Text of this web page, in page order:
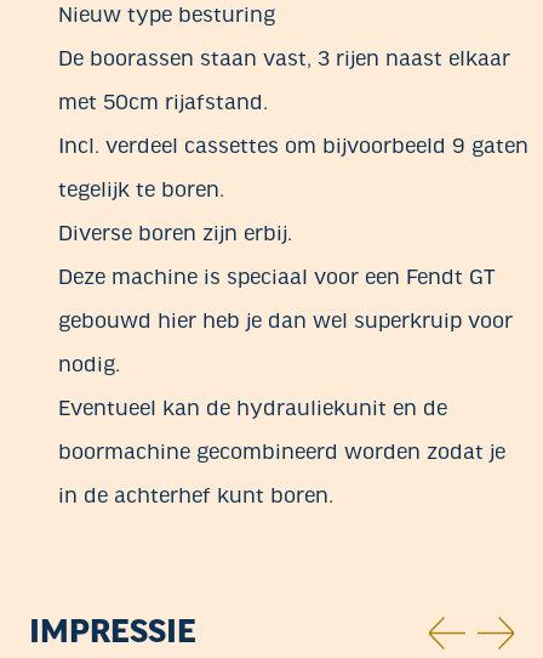
Nieuw type besturing
De boorassen staan vast, 3 rijen naast elkaar
met 50cm rijafstand.
Incl. verdeel cassettes om bijvoorbeeld 9 gaten
tegelijk te boren.
Diverse boren zijn erbij.
Deze machine is speciaal voor een Fendt GT
gebouwd hier heb je dan wel superkruip voor
nodig.
Eventueel kan de hydrauliekunit en de
boormachine gecombineerd worden zodat je
in de achterhef kunt boren.
IMPRESSIE